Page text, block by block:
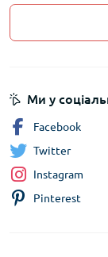
Ми у
Facebook
Twitter
Instagram
Pinterest